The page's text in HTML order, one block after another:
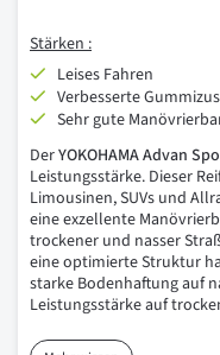
Stärken :
Leises Fahren
Verbesserte
Sehr gute
DerYOKOHAMA Advan
Leistungsstärke. Dieser
Limousinen, SUVs und
eine exzellente
trockener und nasser
eine optimierte Struktur
starke Bodenhaftung auf
Leistungsstärke auf